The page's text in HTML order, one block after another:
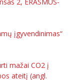
būdu įgytų
(SMP)
institutas
centras
(HET)
įgyvendinimas“
mažai CO2 į
ateitį (angl.